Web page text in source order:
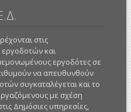
στις
εργοδοτών και
εργοδότες σε
να απευθυνθούν
συγκαταλέγεται και το
με σχέση
Δημόσιες υπηρεσίες,